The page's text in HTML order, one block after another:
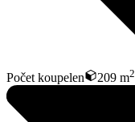
Počet koupelen 209 m2